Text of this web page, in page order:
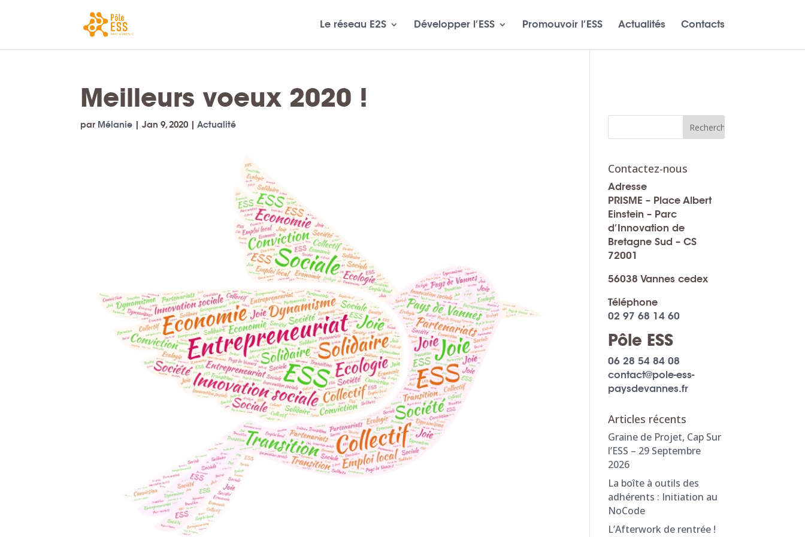
Le réseau E2S Développer l’ESS Promouvoir l’ESS Actualités Contacts
Meilleurs voeux 2020 !
par Mélanie |Jan 9, 2020 |Actualité
Contactez-nous
Adresse
PRISME – Place Albert
Einstein – Parc
d’Innovation de
Bretagne Sud – CS
72001
56038 Vannes cedex
Téléphone
02 97 68 14 60
Pôle ESS
06 28 54 84 08
contact@pole-ess-
paysdevannes.fr
Articles récents
Graine de Projet, Cap Sur
l’ESS – 29 Septembre
2026
La boîte à outils des
adhérents : Initiation au
NoCode
L’Afterwork de rentrée !